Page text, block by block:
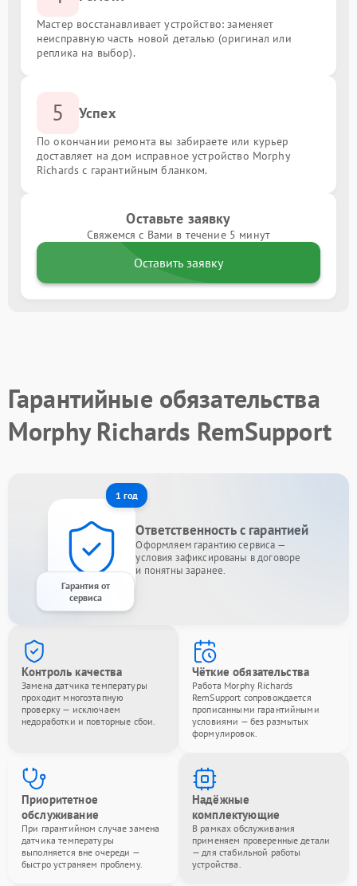
Мастер восстанавливает устройство: заменяет
неисправную часть новой деталью (оригинал или
реплика на выбор).
5 Успех
По окончании ремонта вы забираете или курьер
доставляет на дом исправное устройство Morphy
Richards с гарантийным бланком.
Оставьте заявку
Свяжемся с Вами в течение 5 минут
Оставить заявку
Гарантийные обязательства
Morphy Richards RemSupport
1 год
Гарантия от
сервиса
Ответственность с гарантией
Оформляем гарантию сервиса —
условия зафиксированы в договоре
и понятны заранее.
Контроль качества
Замена датчика температуры
проходит многоэтапную
проверку — исключаем
недоработки и повторные сбои.
Чёткие обязательства
Работа Morphy Richards
RemSupport сопровождается
прописанными гарантийными
условиями — без размытых
формулировок.
Приоритетное
обслуживание
При гарантийном случае замена
датчика температуры
выполняется вне очереди —
быстро устраняем проблему.
Надёжные
комплектующие
В рамках обслуживания
применяем проверенные детали
— для стабильной работы
устройства.